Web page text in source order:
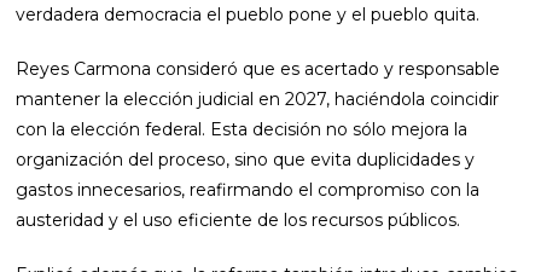
verdadera democracia el pueblo pone y el pueblo quita.
Reyes Carmona consideró que es acertado y responsable
mantener la elección judicial en 2027, haciéndola coincidir
con la elección federal. Esta decisión no sólo mejora la
organización del proceso, sino que evita duplicidades y
gastos innecesarios, reafirmando el compromiso con la
austeridad y el uso eficiente de los recursos públicos.